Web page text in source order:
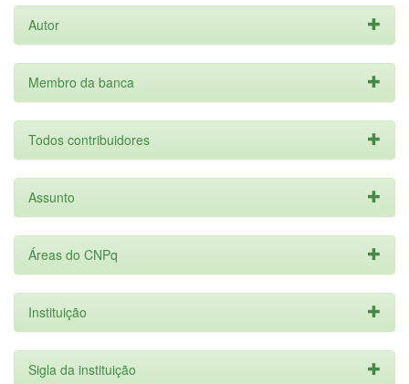
Autor
Membro da banca
Todos contribuidores
Assunto
Áreas do CNPq
Instituição
Sigla da instituição